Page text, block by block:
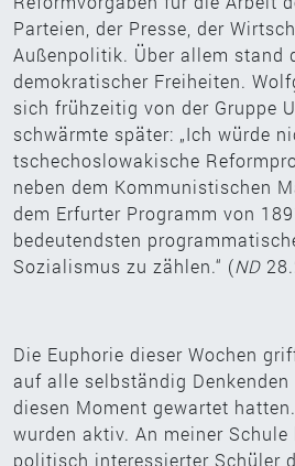
Parteien, der Presse, der
Außenpolitik. Über allem stand
demokratischer Freiheiten.
sich frühzeitig von der Gruppe
schwärmte später: „Ich würde
tschechoslowakische
neben dem Kommunistischen
dem Erfurter Programm von
bedeutendsten
Sozialismus zu zählen.“ (ND
Die Euphorie dieser Wochen
auf alle selbständig
diesen Moment gewartet
wurden aktiv. An meiner Schule
politisch interessierter Schüler